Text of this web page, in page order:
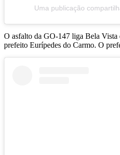
Uma publicação
O asfalto da GO-147 liga Bela Vista
prefeito Eurípedes do Carmo. O